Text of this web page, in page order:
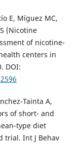
E, Míguez MC,
(Nicotine
of nicotine-
centers in
DOI:
Tainta A,
of short- and
type diet
trial. Int J Behav